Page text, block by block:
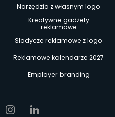
Narzędzia z własnym logo
Kreatywne gadżety
reklamowe
Słodycze reklamowe z logo
Reklamowe kalendarze 2027
Employer branding